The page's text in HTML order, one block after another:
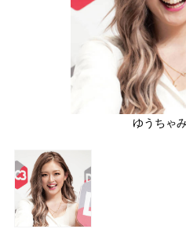
ゆうちゃ